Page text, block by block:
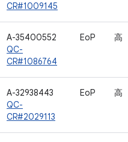
CR#1009145
A-35400552
QC-
CR#1086764
EoP 高
A-32938443
QC-
CR#2029113
EoP 高